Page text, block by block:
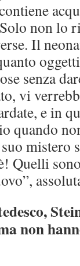
non lo
Il
senza
vi
e in
quando
suo mistero
Quelli
non